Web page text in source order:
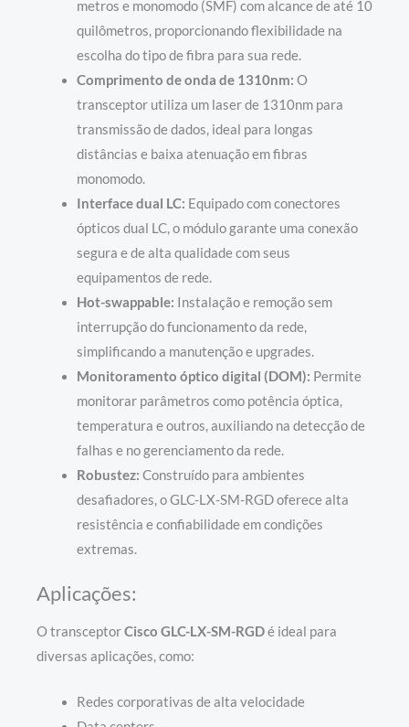
metros e monomodo (SMF) com alcance de até 10
quilômetros, proporcionando flexibilidade na
escolha do tipo de fibra para sua rede.
Comprimento de onda de 1310nm: O
transceptor utiliza um laser de 1310nm para
transmissão de dados, ideal para longas
distâncias e baixa atenuação em fibras
monomodo.
Interface dual LC: Equipado com conectores
ópticos dual LC, o módulo garante uma conexão
segura e de alta qualidade com seus
equipamentos de rede.
Hot-swappable: Instalação e remoção sem
interrupção do funcionamento da rede,
simplificando a manutenção e upgrades.
Monitoramento óptico digital (DOM): Permite
monitorar parâmetros como potência óptica,
temperatura e outros, auxiliando na detecção de
falhas e no gerenciamento da rede.
Robustez: Construído para ambientes
desafiadores, o GLC-LX-SM-RGD oferece alta
resistência e confiabilidade em condições
extremas.
Aplicações:
O transceptorCisco GLC-LX-SM-RGDé ideal para
diversas aplicações, como:
Redes corporativas de alta velocidade